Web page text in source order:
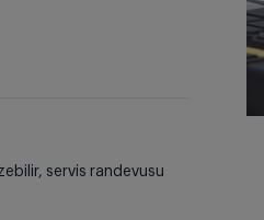
servis randevusu